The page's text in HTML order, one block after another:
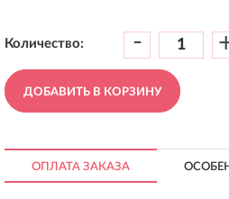
Количество: -
ДОБАВИТЬ В КОРЗИНУ
ОПЛАТА ЗАКАЗА